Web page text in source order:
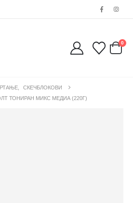
0
СКЕЧБЛОКОВИ
ТОНИРАН МИКС МЕДИА (220Г)